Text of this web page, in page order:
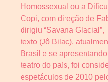
Homossexual ou a
Copi, com direção de
dirigiu “Savana
texto (Jô Bilac),
Brasil e se
teatro do país, foi
espetáculos de 2010